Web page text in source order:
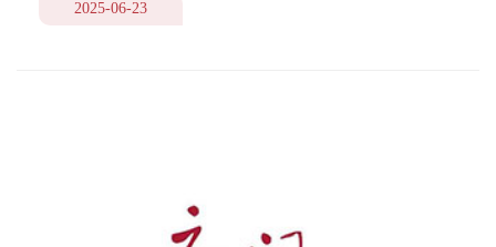
2025-06-23